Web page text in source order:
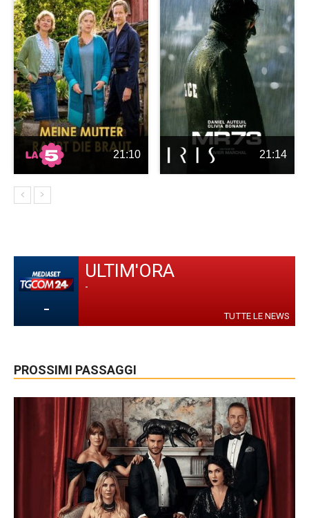
21:10 21:14
-
ULTIM'ORA
-
TUTTE LE NEWS
PROSSIMI PASSAGGI